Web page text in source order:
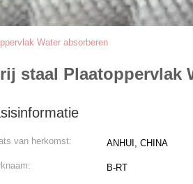
Water absorberen
staal Plaatoppervlak
van herkomst: ANHUI, CHINA
B-RT